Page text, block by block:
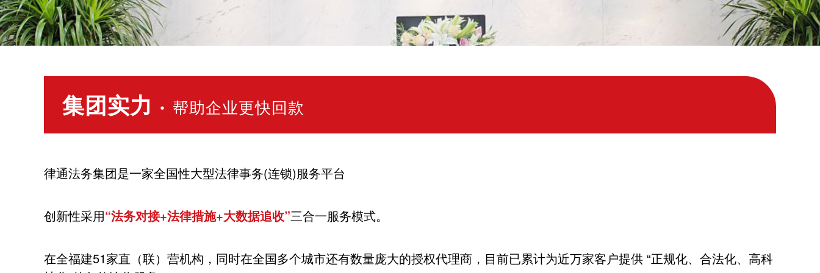
集团实力 · 帮助企业更快回款
律通法务集团是一家全国性大型法律事务(连锁)服务平台
创新性采用“法务对接+法律措施+大数据追收”三合一服务模式。
在全福建51家直（联）营机构，同时在全国多个城市还有数量庞大的授权代理商，目前已累计为近万家客户提供 “正规化、合法化、高科